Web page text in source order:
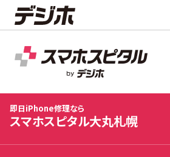
スマホスピタル大丸札幌
店舗TOP 修理料金 修理事例
即日iPhone修理なら
スマホスピタル大丸札幌